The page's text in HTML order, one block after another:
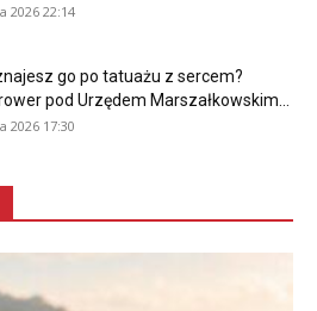
2026 22:14
go po tatuażu z sercem?
pod Urzędem Marszałkowskim...
2026 17:30